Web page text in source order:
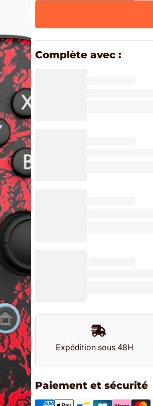
Complète avec :
Expédition sous 48H
Paiement et sécurité